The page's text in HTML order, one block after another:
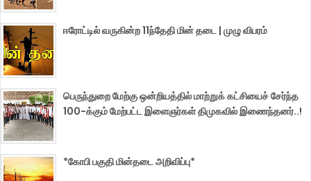
ஈரோட்டில் வருகின்ற 11ந்தேதி மின் தடை | முழு விபரம்
பெருந்துறை மேற்கு ஒன்றியத்தில் மாற்றுக் கட்சியைச் சேர்ந்த
100-க்கும் மேற்பட்ட இளைஞர்கள் திமுகவில் இணைந்தனர்..!
*கோபி பகுதி மின்தடை அறிவிப்பு*